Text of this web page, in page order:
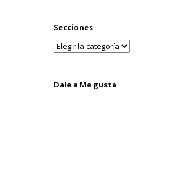
Secciones
Dale a Me gusta